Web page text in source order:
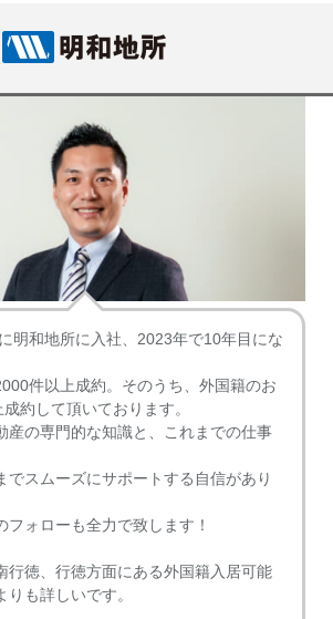
明和地所に入社、2023年で10年目にな
件以上成約。そのうち、外国籍のお
約して頂いております。
産の専門的な知識と、これまでの仕事
でスムーズにサポートする自信があり
フォローも全力で致します！
行徳、行徳方面にある外国籍入居可能
も詳しいです。